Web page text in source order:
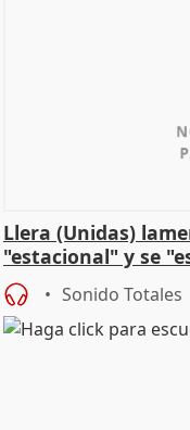
Llera (Unidas)
"estacional" y se
Sonido Totales